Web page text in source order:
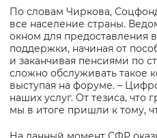
Воспроизвести
Вернуть
По словам Чиркова,
все население страны.
окном для предоставления
поддержки, начиная от
и заканчивая пенсиями по
сложно обслуживать такое
выступая на форуме. –
наших услуг. От тезиса,
мы в итоге пришли к тому,